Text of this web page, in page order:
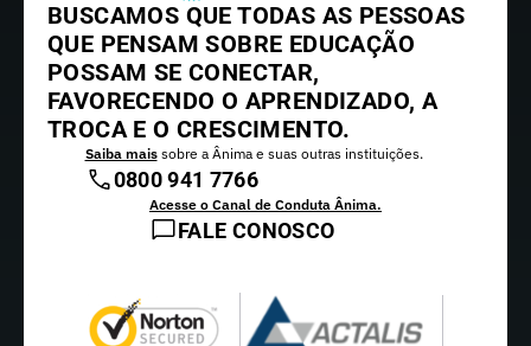
BUSCAMOS QUE TODAS AS PESSOAS
QUE PENSAM SOBRE EDUCAÇÃO
POSSAM SE CONECTAR,
FAVORECENDO O APRENDIZADO, A
TROCA E O CRESCIMENTO.
Saiba maissobre a Ânima e suas outras instituições.
0800 941 7766
Acesse o Canal de Conduta Ânima.
FALE CONOSCO